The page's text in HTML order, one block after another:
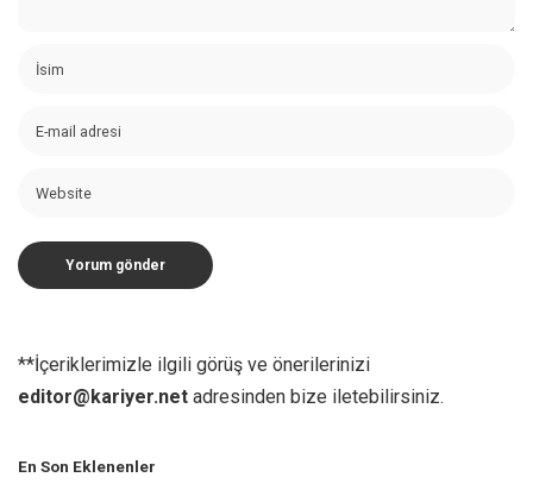
**İçeriklerimizle ilgili görüş ve önerilerinizi
editor@kariyer.net adresinden bize iletebilirsiniz.
En Son Eklenenler